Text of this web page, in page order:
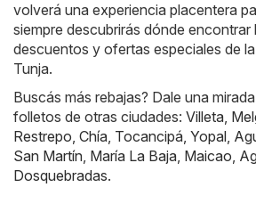
volverá una experiencia placentera
siempre descubrirás dónde encontrar
descuentos y ofertas especiales de
Tunja.
Buscás más rebajas? Dale una
folletos de otras ciudades: Villeta,
Restrepo, Chía, Tocancipá, Yopal,
San Martín, María La Baja, Maicao,
Dosquebradas.